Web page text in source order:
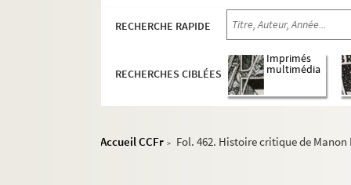
RECHERCHE RAPIDE
RECHERCHES CIBLÉES
Imprimés
multimédia
Accueil CCFr > Fol. 462. Histoire critique de